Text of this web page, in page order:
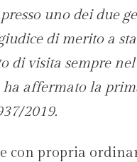
uno dei due
di merito a
di visita sempre
affermato la
2019.
con propria